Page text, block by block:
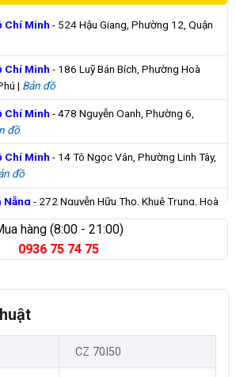
Chí Minh - 524 Hậu Giang, Phường 12, Quận
Chí Minh - 186 Luỹ Bán Bích, Phường Hoà
| Bản đồ
Chí Minh - 478 Nguyễn Oanh, Phường 6,
đồ
Chí Minh - 14 Tô Ngọc Vân, Phường Linh Tây,
đồ
Nẵng - 272 Nguyễn Hữu Thọ, Khuê Trung, Hoà
hàng (8:00 - 21:00)
0936 75 74 75
CZ 70I50